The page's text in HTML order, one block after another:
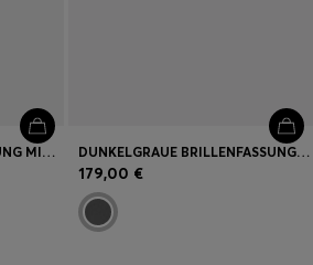
SCHWARZE BRILLENFASSUNG MIT LOGO-PLAKETTE UND DOPPELSTEG DUNKELGRAUE BRILLENFASSUNG MIT GOLDFARBENEN DETAILS
179,00 €